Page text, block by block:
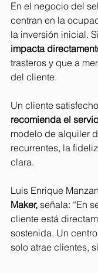
En el negocio del
centran en la
la inversión inicial.
impacta
trasteros y que a
del cliente.
Un cliente satisfecho
recomienda el
modelo de alquiler
recurrentes, la
clara.
Luis Enrique
Maker, señala: “En
cliente está
sostenida. Un
solo atrae clientes,